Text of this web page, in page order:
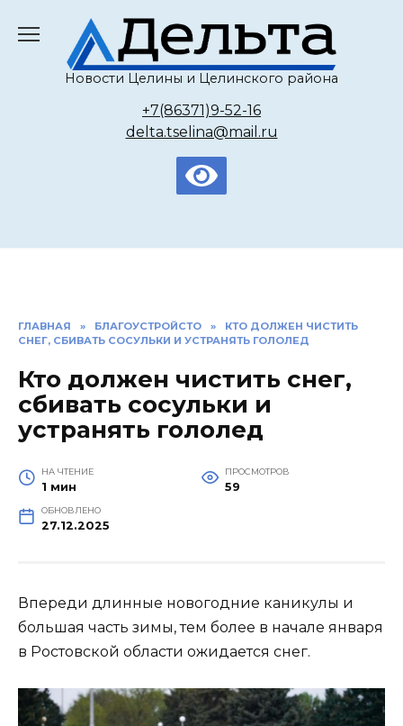
содержанию
Новости Целины и Целинского района
+7(86371)9-52-16
delta.tselina@mail.ru
ГЛАВНАЯ » БЛАГОУСТРОЙСТО »
КТО ДОЛЖЕН ЧИСТИТЬ
СНЕГ, СБИВАТЬ СОСУЛЬКИ И УСТРАНЯТЬ ГОЛОЛЕД
Кто должен чистить снег,
сбивать сосульки и
устранять гололед
НА ЧТЕНИЕ
1 мин
ПРОСМОТРОВ
59
ОБНОВЛЕНО
27.12.2025
Впереди длинные новогодние каникулы и
большая часть зимы, тем более в начале января
в Ростовской области ожидается снег.